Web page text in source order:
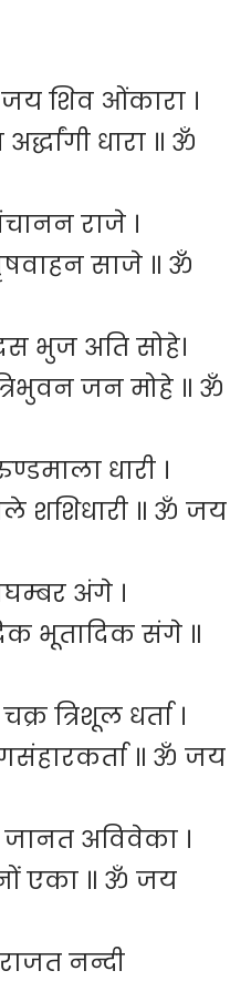
शिव ओंकारा ।
धारा ॥ ॐ
राजे ।
साजे ॥ ॐ
भुज अति सोहे।
जन मोहे ॥ ॐ
धारी ।
शशिधारी ॥ ॐ जय
अंगे ।
भूतादिक संगे ॥
त्रिशूल धर्ता ।
॥ ॐ जय
जानत अविवेका ।
एका ॥ ॐ जय
नन्दी